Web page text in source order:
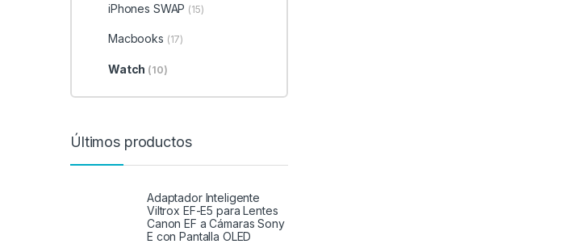
iPhones SWAP (15)
Macbooks (17)
Watch (10)
Últimos productos
Adaptador Inteligente
Viltrox EF-E5 para Lentes
Canon EF a Cámaras Sony
E con Pantalla OLED